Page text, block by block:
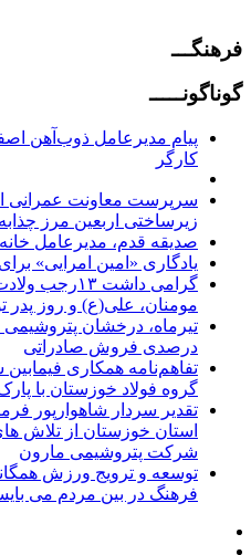
فرهنگـــ
گوناگونـــــ
پیام مدیرعامل ذوب‌آهن
کارگر
سرپرست معاونت عمرانی
زیرساختی اربعین مرز چذابه
صدیقه قدم، مدیرعامل
یادگاری «امین امرایی»
گرامی داشت
مومنان، علی(ع) و روز
درصدی فروش صادراتی
تفاهم‌نامه همکاری
گروه فولاد خوزستان با
تقدیر سردار شاهوارپور
استان خوزستان از تلاش
شرکت پتروشیمی مارون
توسعه و ترویج ورزش
فرهنگ در بین مردم می